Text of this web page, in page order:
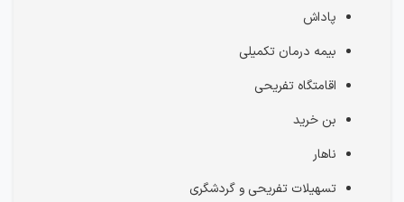
پاداش
بیمه درمان تکمیلی
اقامتگاه تفریحی
بن خرید
ناهار
تسهیلات تفریحی و گردشگری